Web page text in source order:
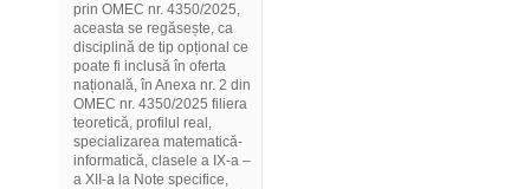
prin OMEC nr. 4350/2025,
aceasta se regăsește, ca
disciplină de tip opțional ce
poate fi inclusă în oferta
națională, în Anexa nr. 2 din
OMEC nr. 4350/2025 filiera
teoretică, profilul real,
specializarea matematică-
informatică, clasele a IX-a –
a XII-a la Note specifice,